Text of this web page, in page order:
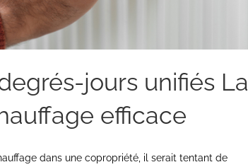
jours unifiés La
efficace
dans une copropriété, il serait tentant de